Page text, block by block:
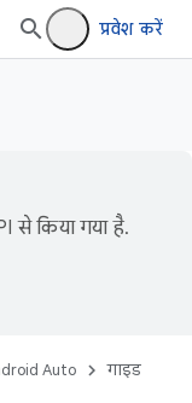
प्रवेश करें
से किया गया है.
Auto गाइड